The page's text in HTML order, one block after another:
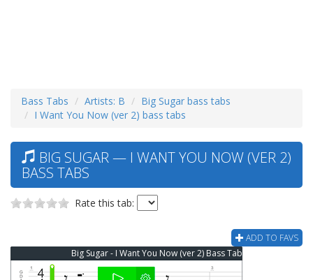
Bass Tabs Artists: B
Big Sugar bass tabs
I Want You Now (ver 2) bass tabs
BIG SUGAR — I WANT YOU NOW (VER 2)
BASS TABS
Rate this tab:
ADD TO FAVS
Big Sugar - I Want You Now (ver 2) Bass Tab